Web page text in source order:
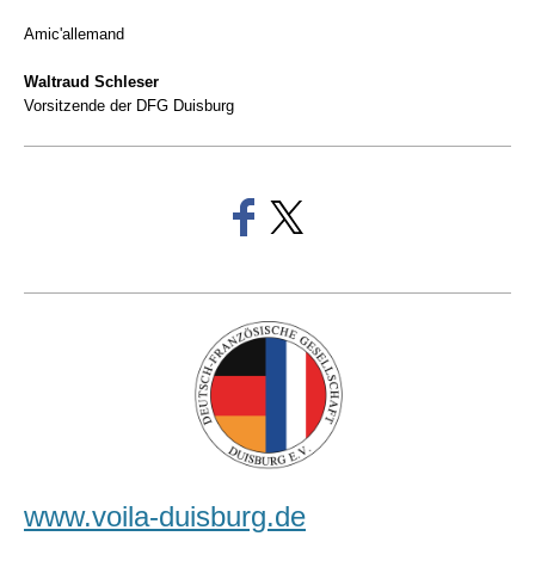
Amic'allemand
Waltraud Schleser
Vorsitzende der DFG Duisburg
www.voila-duisburg.de